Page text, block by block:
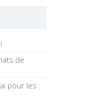
de
pour les